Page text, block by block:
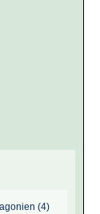
(4)